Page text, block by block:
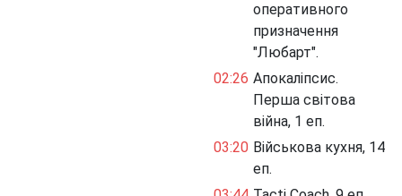
оперативного
призначення
"Любарт".
02:26 Апокаліпсис.
Перша світова
війна, 1 еп.
03:20 Військова кухня, 14
еп.